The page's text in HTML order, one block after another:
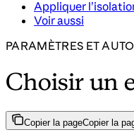
Appliquer
Voir aussi
PARAMÈTRES ET
Choisir un
Copier la pageCopier la